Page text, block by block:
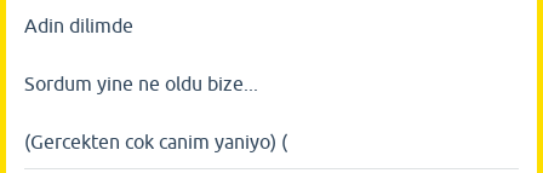
Adin dilimde
Sordum yine ne oldu bize...
(Gercekten cok canim yaniyo) (